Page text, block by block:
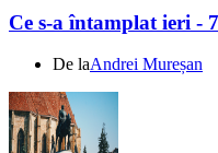
Ce s-a întamplat ieri -
De laAndrei Mureșan